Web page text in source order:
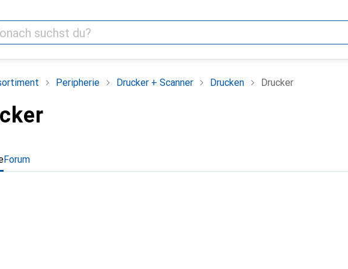
Peripherie Drucker + Scanner Drucken Drucker
Forum